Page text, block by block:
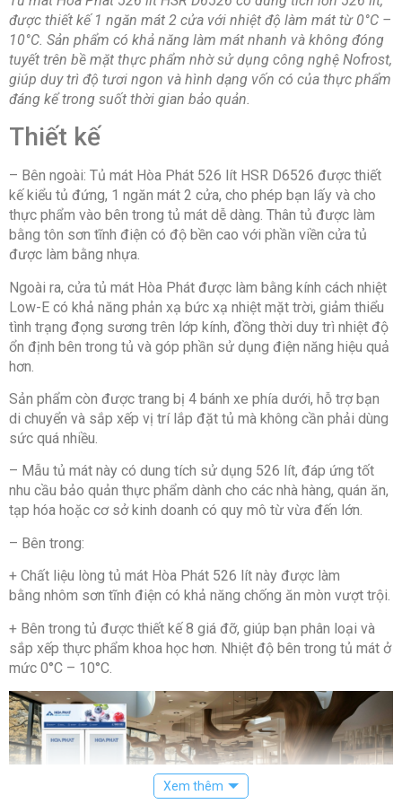
Chất liệu kính: Công nghệ kính Low-E
Tiện ích:Đèn LEDNút điều chỉnh nhiệt độ bên
ngoài tủKhoá cửa tủBánh xe
Kích thước, khối lượng:Cao 188 cm – Ngang 90
Loại Gas:
Độ ồn: 32-42dB
Thương hiệu của:Việt Nam
Sản xuất tại:Việt Nam
Năm ra mắt:2023
Hãng:Hoà Phát.
được thiết kế 1 ngăn mát 2 cửa với nhiệt độ làm mát từ 0°C –
10°C. Sản phẩm có khả năng làm mát nhanh và không đóng
tuyết trên bề mặt thực phẩm nhờ sử dụng công nghệ Nofrost,
giúp duy trì độ tươi ngon và hình dạng vốn có của thực phẩm
đáng kể trong suốt thời gian bảo quản.
Thiết kế
– Bên ngoài: Tủ mát Hòa Phát 526 lít HSR D6526 được thiết
kế kiểu tủ đứng, 1 ngăn mát 2 cửa, cho phép bạn lấy và cho
thực phẩm vào bên trong tủ mát dễ dàng. Thân tủ được làm
bằng tôn sơn tĩnh điện có độ bền cao với phần viền cửa tủ
được làm bằng nhựa.
Ngoài ra, cửa tủ mát Hòa Phát được làm bằng kính cách nhiệt
Low-E có khả năng phản xạ bức xạ nhiệt mặt trời, giảm thiểu
tình trạng đọng sương trên lớp kính, đồng thời duy trì nhiệt độ
ổn định bên trong tủ và góp phần sử dụng điện năng hiệu quả
hơn.
Sản phẩm còn được trang bị 4 bánh xe phía dưới, hỗ trợ bạn
di chuyển và sắp xếp vị trí lắp đặt tủ mà không cần phải dùng
sức quá nhiều.
– Mẫu tủ mát này có dung tích sử dụng 526 lít, đáp ứng tốt
nhu cầu bảo quản thực phẩm dành cho các nhà hàng, quán ăn,
tạp hóa hoặc cơ sở kinh doanh có quy mô từ vừa đến lớn.
– Bên trong:
+ Chất liệu lòng tủ mát Hòa Phát 526 lít này được làm
bằng nhôm sơn tĩnh điện có khả năng chống ăn mòn vượt trội.
+ Bên trong tủ được thiết kế 8 giá đỡ, giúp bạn phân loại và
sắp xếp thực phẩm khoa học hơn. Nhiệt độ bên trong tủ mát ở
mức 0°C – 10°C.
Xem thêm